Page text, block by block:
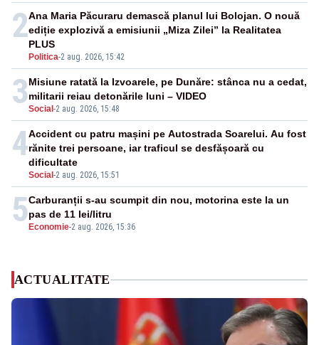
2
Politica-2 aug. 2026, 15:42
Ana Maria Păcuraru demască planul lui Bolojan. O nouă
ediție explozivă a emisiunii „Miza Zilei” la Realitatea
PLUS
3Social -2 aug. 2026, 15:48
Misiune ratată la Izvoarele, pe Dunăre: stânca nu a cedat,
militarii reiau detonările luni – VIDEO
4
Social -2 aug. 2026, 15:51
Accident cu patru mașini pe Autostrada Soarelui. Au fost
rănite trei persoane, iar traficul se desfășoară cu
dificultate
5 Economie-2 aug. 2026, 15:36
Carburanții s-au scumpit din nou, motorina este la un
pas de 11 lei/litru
ACTUALITATE